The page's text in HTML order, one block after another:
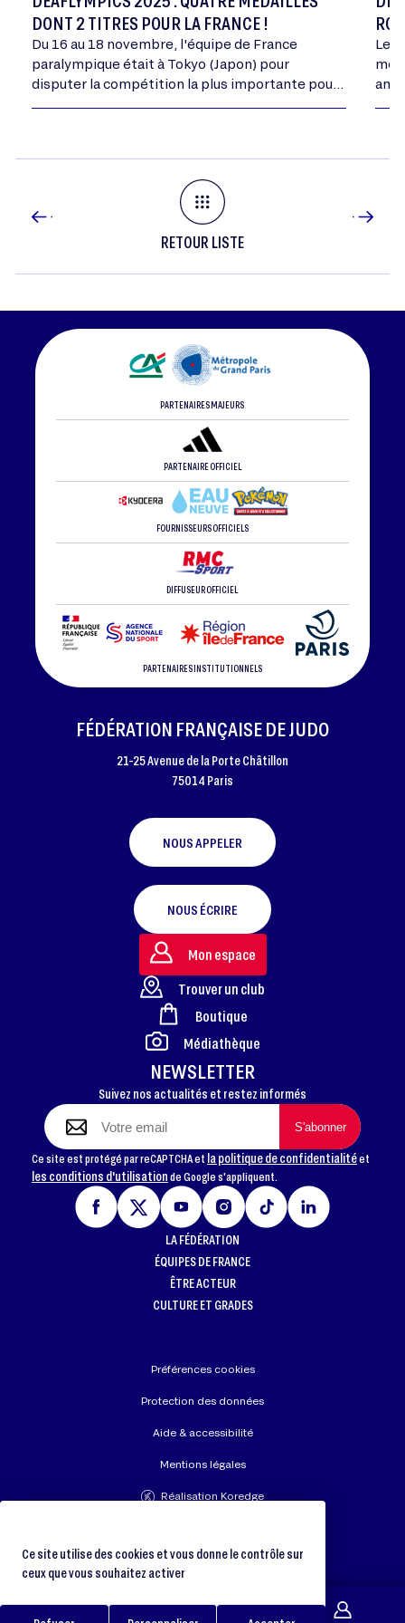
DONT 2 TITRES POUR LA FRANCE !
Du 16 au 18 novembre, l'équipe de France
paralympique était à Tokyo (Japon) pour
disputer la compétition la plus importante pour
Les
RETOUR LISTE
PARTENAIRES MAJEURS
PARTENAIRE OFFICIEL
FOURNISSEURS OFFICIELS
DIFFUSEUR OFFICIEL
PARTENAIRES INSTITUTIONNELS
FOOTER
FÉDÉRATION FRANÇAISE DE JUDO
21-25 Avenue de la Porte Châtillon
75014 Paris
NOUS APPELER
NOUS ÉCRIRE
NEWSLETTER
Suivez nos actualités et restez informés
Ce site est protégé par reCAPTCHA et la politique de confidentialitéet
les conditions d'utilisationde Google s'appliquent.
Mon espace
Trouver un club
Boutique
Médiathèque
LA FÉDÉRATION
ÉQUIPES DE FRANCE
ÊTRE ACTEUR
CULTURE ET GRADES
Préférences cookies
Protection des données
Aide & accessibilité
Mentions légales
Réalisation Koredge
Ce site utilise des cookies et vous donne le contrôle sur
ceux que vous souhaitez activer